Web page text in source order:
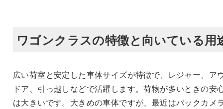
ワゴンクラスの特徴と向いている用
広い荷室と安定した車体サイズが特徴で、レジャー、ア
ドア、引っ越しなどで活躍します。荷物が多いときの安
は大きいです。大きめの車体ですが、最近はバックカメ